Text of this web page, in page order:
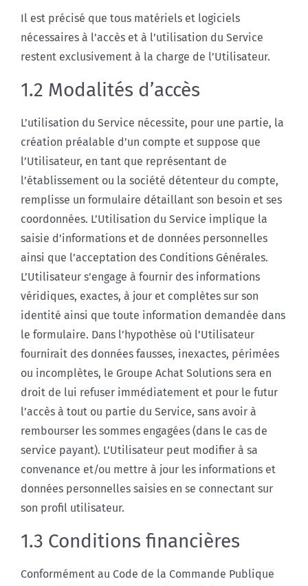
Il est précisé que tous matériels et logiciels
nécessaires à l’accès et à l’utilisation du Service
restent exclusivement à la charge de l’Utilisateur.
1.2 Modalités d’accès
L’utilisation du Service nécessite, pour une partie, la
création préalable d’un compte et suppose que
l’Utilisateur, en tant que représentant de
l’établissement ou la société détenteur du compte,
remplisse un formulaire détaillant son besoin et ses
coordonnées. L’Utilisation du Service implique la
saisie d’informations et de données personnelles
ainsi que l’acceptation des Conditions Générales.
L’Utilisateur s’engage à fournir des informations
véridiques, exactes, à jour et complètes sur son
identité ainsi que toute information demandée dans
le formulaire. Dans l’hypothèse où l’Utilisateur
fournirait des données fausses, inexactes, périmées
ou incomplètes, le Groupe Achat Solutions sera en
droit de lui refuser immédiatement et pour le futur
l’accès à tout ou partie du Service, sans avoir à
rembourser les sommes engagées (dans le cas de
service payant). L’Utilisateur peut modifier à sa
convenance et/ou mettre à jour les informations et
données personnelles saisies en se connectant sur
son profil utilisateur.
1.3 Conditions financières
Conformément au Code de la Commande Publique